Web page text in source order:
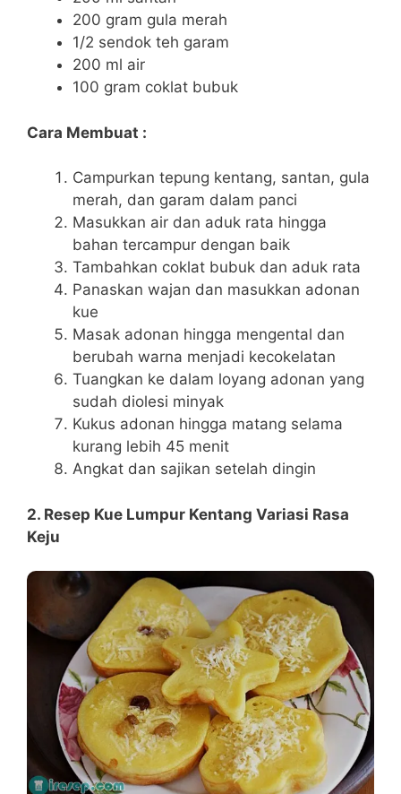
200 gram gula merah
1/2 sendok teh garam
200 ml air
100 gram coklat bubuk
Cara Membuat :
Campurkan tepung kentang, santan, gula
merah, dan garam dalam panci
Masukkan air dan aduk rata hingga
bahan tercampur dengan baik
Tambahkan coklat bubuk dan aduk rata
Panaskan wajan dan masukkan adonan
kue
Masak adonan hingga mengental dan
berubah warna menjadi kecokelatan
Tuangkan ke dalam loyang adonan yang
sudah diolesi minyak
Kukus adonan hingga matang selama
kurang lebih 45 menit
Angkat dan sajikan setelah dingin
2. Resep Kue Lumpur Kentang Variasi Rasa
Keju